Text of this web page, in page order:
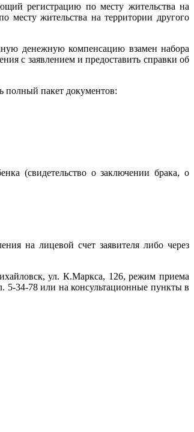
регистрацию по месту жительства на
месту жительства на территории другого
денежную компенсацию взамен набора
с заявлением и предоставить справки об
полный пакет документов:
(свидетельство о заключении брака, о
на лицевой счет заявителя либо через
ул. К.Маркса, 126, режим приема
5-34-78 или на консультационные пункты в